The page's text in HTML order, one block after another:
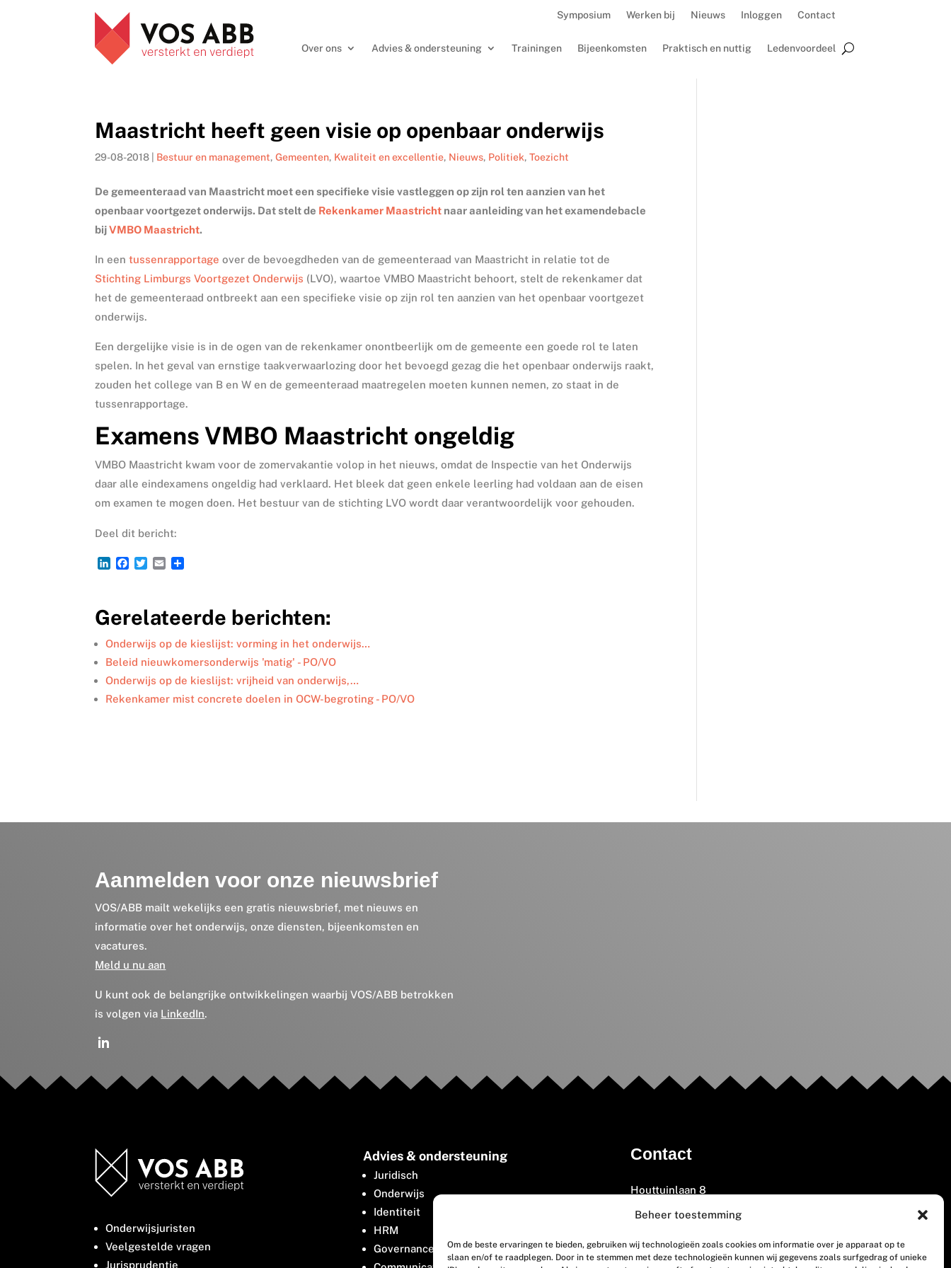
Beheer toestemming
Om de beste ervaringen te bieden, gebruiken wij technologieën zoals cookies om informatie over je apparaat op te
slaan en/of te raadplegen. Door in te stemmen met deze technologieën kunnen wij gegevens zoals surfgedrag of unieke
Symposium Werken bij Nieuws Inloggen Contact
Over ons Advies & ondersteuning Trainingen Bijeenkomsten Praktisch en nuttig Ledenvoordeel
Maastricht heeft geen visie op openbaar onderwijs
29-08-2018 Bestuur en management,Gemeenten, Kwaliteit en excellentie, Nieuws, Politiek,Toezicht
De gemeenteraad van Maastricht moet een specifieke visie vastleggen op zijn rol ten aanzien van het
openbaar voortgezet onderwijs. Dat stelt de Rekenkamer Maastricht naar aanleiding van het examendebacle
bijVMBO Maastricht.
In eentussenrapportage over de bevoegdheden van de gemeenteraad van Maastricht in relatie tot de
Stichting Limburgs Voortgezet Onderwijs (LVO), waartoe VMBO Maastricht behoort, stelt de rekenkamer dat
het de gemeenteraad ontbreekt aan een specifieke visie op zijn rol ten aanzien van het openbaar voortgezet
onderwijs.
Een dergelijke visie is in de ogen van de rekenkamer onontbeerlijk om de gemeente een goede rol te laten
spelen. In het geval van ernstige taakverwaarlozing door het bevoegd gezag die het openbaar onderwijs raakt,
zouden het college van B en W en de gemeenteraad maatregelen moeten kunnen nemen, zo staat in de
tussenrapportage.
Examens VMBO Maastricht ongeldig
VMBO Maastricht kwam voor de zomervakantie volop in het nieuws, omdat de Inspectie van het Onderwijs
daar alle eindexamens ongeldig had verklaard. Het bleek dat geen enkele leerling had voldaan aan de eisen
om examen te mogen doen. Het bestuur van de stichting LVO wordt daar verantwoordelijk voor gehouden.
Deel dit bericht:
L
e
d
I
n
F
b
o
o
k
T
t
e
r
E
l
n
Gerelateerde berichten:
Onderwijs op de kieslijst: vorming in het onderwijs…
Beleid nieuwkomersonderwijs 'matig' - PO/VO
Onderwijs op de kieslijst: vrijheid van onderwijs,…
Rekenkamer mist concrete doelen in OCW-begroting - PO/VO
Aanmelden voor onze nieuwsbrief
VOS/ABB mailt wekelijks een gratis nieuwsbrief, met nieuws en
informatie over het onderwijs, onze diensten, bijeenkomsten en
vacatures.
Meld u nu aan
U kunt ook de belangrijke ontwikkelingen waarbij VOS/ABB betrokken
is volgen via LinkedIn.
Onderwijsjuristen
Veelgestelde vragen
Jurisprudentie
Advies & ondersteuning
Juridisch
Onderwijs
Identiteit
HRM
Governance
Contact
Houttuinlaan 8
3447 GM Woerden
(0348) 405 200
welkom@vosabb.nl